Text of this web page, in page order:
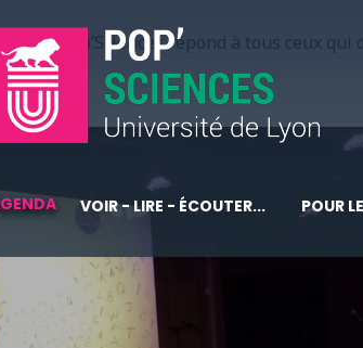
Pop’Sciences répond à tous ceux
VOIR - LIRE - ÉCOUTER... POUR